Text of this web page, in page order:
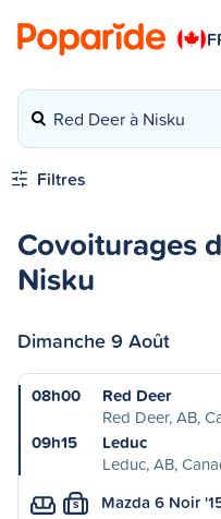
Red Deer à Nisku
Filtres
Covoiturages
Nisku
Dimanche 9 Août
08h00
Red Deer
Red Deer, AB,
09h15
Leduc
Leduc, AB,
S Mazda 6 Noir